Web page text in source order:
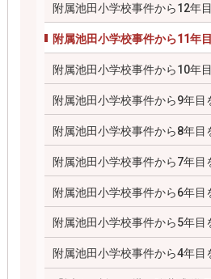
附属池田小学校事件から12年
附属池田小学校事件から11年
附属池田小学校事件から10年
附属池田小学校事件から9年目
附属池田小学校事件から8年目
附属池田小学校事件から7年目
附属池田小学校事件から6年目
附属池田小学校事件から5年目
附属池田小学校事件から4年目